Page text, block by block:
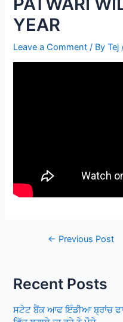
YEAR
Leave a Comment / ByTej
Post← Previous Post
Recent Posts
ਸਟੇਟ ਬੈਂਕ ਆਫ ਇੰਡੀਆ ਬ੍ਰਾਂਚ